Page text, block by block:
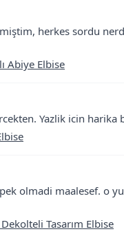
herkes sordu
Abiye Elbise
Yazlik icin
olmadi maalesef. o
Tasarım Elbise